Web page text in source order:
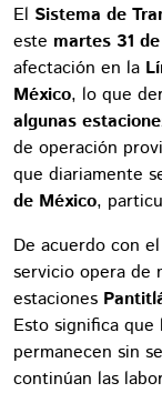
El Sistema de
este martes 31
afectación en la
México, lo que
algunas
de operación
que diariamente
de México,
De acuerdo con
servicio opera de
estaciones
Esto significa que
permanecen sin
continúan las